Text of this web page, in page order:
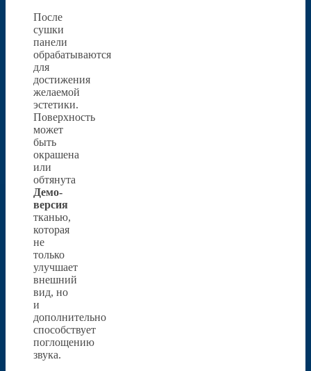
После
сушки
панели
обрабатываются
для
достижения
желаемой
эстетики.
Поверхность
может
быть
окрашена
или
обтянута
Демо-
версия
тканью,
которая
не
только
улучшает
внешний
вид, но
и
дополнительно
способствует
поглощению
звука.